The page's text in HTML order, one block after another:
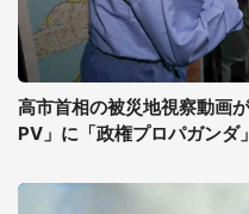
高市首相の被災地視察動画
PV」に「政権プロパガンダ